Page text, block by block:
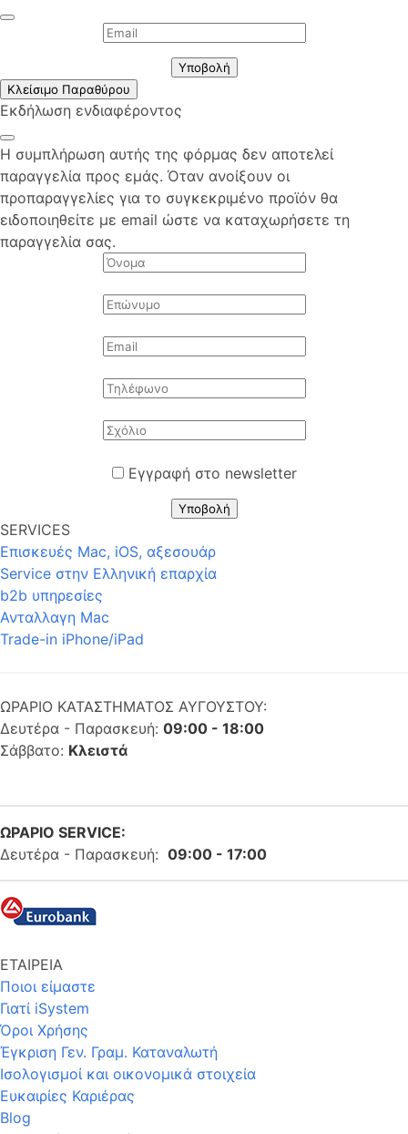
Υποβολή
Κλείσιμο Παραθύρου
Εκδήλωση ενδιαφέροντος
Η συμπλήρωση αυτής της φόρμας δεν αποτελεί
παραγγελία προς εμάς. Όταν ανοίξουν οι
προπαραγγελίες για το συγκεκριμένο προϊόν θα
ειδοποιηθείτε με email ώστε να καταχωρήσετε τη
παραγγελία σας.
Εγγραφή στο newsletter
Υποβολή
SERVICES
Επισκευές Mac, iOS, αξεσουάρ
Service στην Eλληνική επαρχία
b2b υπηρεσίες
Ανταλλαγη Mac
Trade-in iPhone/iPad
ΩΡΑΡΙΟ ΚΑΤΑΣΤΗΜΑΤΟΣ ΑΥΓΟΥΣΤΟΥ:
Δευτέρα - Παρασκευή: 09:00 - 18:00
Σάββατο: Κλειστά
ΩΡΑΡΙΟ SERVICE:
Δευτέρα - Παρασκευή: 09:00 - 17:00
ΕΤΑΙΡΕΙΑ
Ποιοι είμαστε
Γιατί iSystem
Όροι Χρήσης
Έγκριση Γεν. Γραμ. Καταναλωτή
Ισολογισμοί και οικονομικά στοιχεία
Ευκαιρίες Καριέρας
Blog